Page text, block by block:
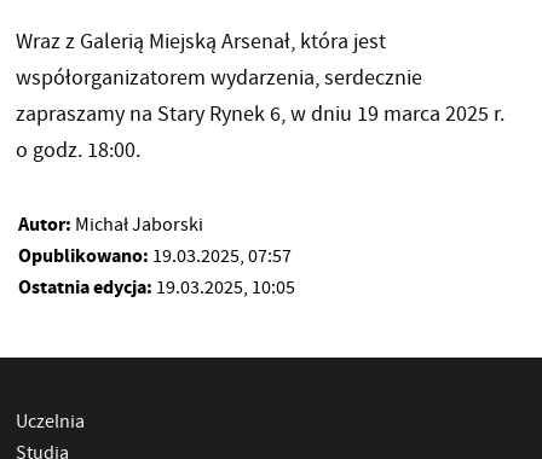
Wraz z Galerią Miejską Arsenał, która jest
współorganizatorem wydarzenia, serdecznie
zapraszamy na Stary Rynek 6, w dniu 19 marca 2025 r.
o godz. 18:00.
Autor: Michał Jaborski
Opublikowano: 19.03.2025, 07:57
Ostatnia edycja: 19.03.2025, 10:05
Uczelnia
Studia